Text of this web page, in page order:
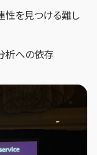
性を見つける難し
析への依存